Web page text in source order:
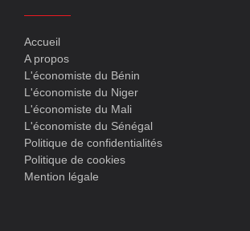
Accueil
A propos
L'économiste du Bénin
L'économiste du Niger
L'économiste du Mali
L'économiste du Sénégal
Politique de confidentialités
Politique de cookies
Mention légale